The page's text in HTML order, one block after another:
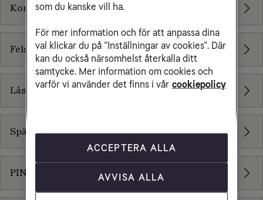
Kom igång
Felsökning
Lås upp ditt modem
Spärra modem
PIN- och PUK-kod
som du kanske vill ha.
För mer information och för att anpassa dina
val klickar du på ”Inställningar av cookies”. Där
kan du också närsomhelst återkalla ditt
samtycke. Mer information om cookies och
varför vi använder det finns i vår cookiepolicy
ACCEPTERA ALLA
AVVISA ALLA